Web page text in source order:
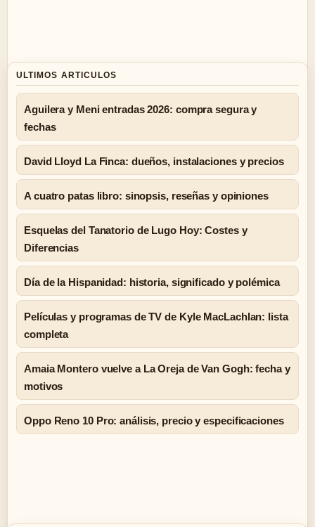
ULTIMOS ARTICULOS
Aguilera y Meni entradas 2026: compra segura y
fechas
David Lloyd La Finca: dueños, instalaciones y precios
A cuatro patas libro: sinopsis, reseñas y opiniones
Esquelas del Tanatorio de Lugo Hoy: Costes y
Diferencias
Día de la Hispanidad: historia, significado y polémica
Películas y programas de TV de Kyle MacLachlan: lista
completa
Amaia Montero vuelve a La Oreja de Van Gogh: fecha y
motivos
Oppo Reno 10 Pro: análisis, precio y especificaciones